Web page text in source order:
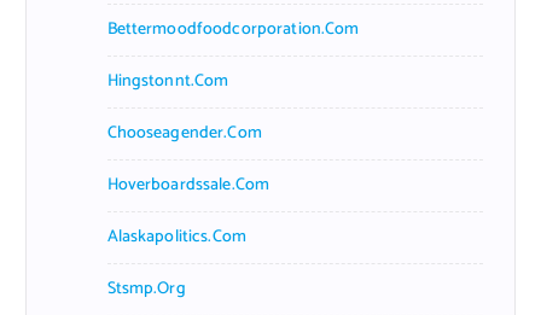
Bettermoodfoodcorporation.com
Hingstonnt.com
Chooseagender.com
Hoverboardssale.com
Alaskapolitics.com
Stsmp.org